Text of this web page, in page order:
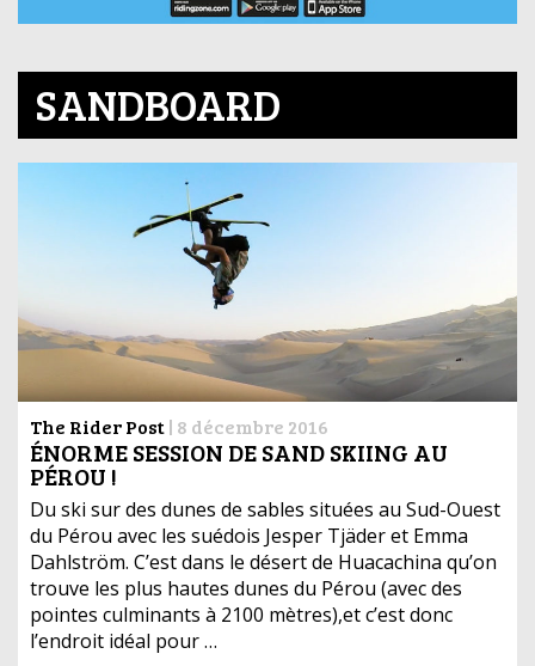
SANDBOARD
The Rider Post| 8 décembre 2016
ÉNORME SESSION DE SAND SKIING AU
PÉROU !
Du ski sur des dunes de sables situées au Sud-Ouest
du Pérou avec les suédois Jesper Tjäder et Emma
Dahlström. C’est dans le désert de Huacachina qu’on
trouve les plus hautes dunes du Pérou (avec des
pointes culminants à 2100 mètres),et c’est donc
l’endroit idéal pour …